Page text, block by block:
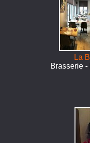
La
Brasserie